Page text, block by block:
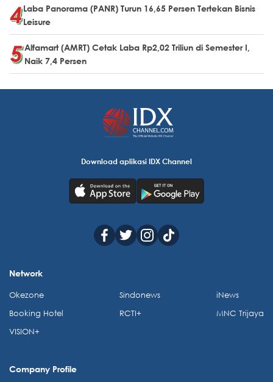
Laba Panorama (PANR) Turun 16,65 Persen Tertekan Bisnis
Leisure
Alfamart (AMRT) Cetak Laba Rp2,02 Triliun di Semester I,
Naik 7,4 Persen
Download aplikasi IDX Channel
Network
Okezone
Booking Hotel
VISION+
Sindonews
RCTI+
iNews
MNC Trijaya
Company Profile